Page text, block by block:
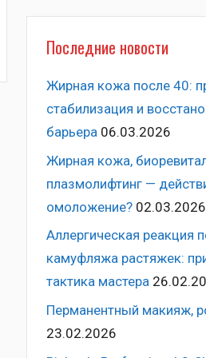
Последние новости
Жирная кожа после 40:
стабилизация и
барьера 06.03.2026
Жирная кожа,
плазмолифтинг —
омоложение? 02.03.2026
Аллергическая реакция
камуфляжа растяжек:
тактика мастера
Перманентный макияж,
23.02.2026